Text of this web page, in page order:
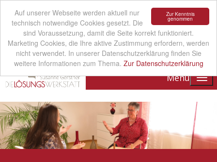
Zur Kenntnis
genommen
Auf unserer Webseite werden aktuell nur
technisch notwendige Cookies gesetzt. Die
sind Voraussetzung, damit die Seite korrekt funktioniert.
Marketing Cookies, die Ihre aktive Zustimmung erfordern, werden
nicht verwendet. In unserer Datenschutzerklärung finden Sie
weitere Informationen zum Thema. Zur Datenschutzerklärung
Menu